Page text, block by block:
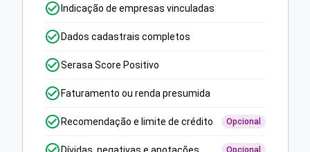
Indicação de empresas vinculadas
Dados cadastrais completos
Serasa Score Positivo
Faturamento ou renda presumida
Recomendação e limite de crédito Opcional
Opcional